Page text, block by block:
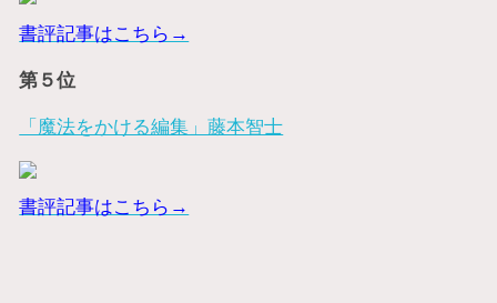
書評記事はこちら→
第５位
「魔法をかける編集」藤本智士
書評記事はこちら→